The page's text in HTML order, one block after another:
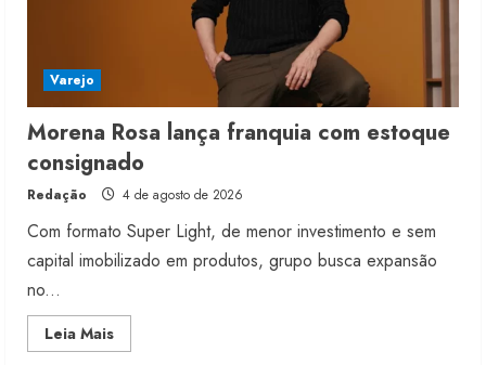
Varejo
Morena Rosa lança franquia com estoque
consignado
Redação 4 de agosto de 2026
Com formato Super Light, de menor investimento e sem
capital imobilizado em produtos, grupo busca expansão
no...
Leia MaisRead
more